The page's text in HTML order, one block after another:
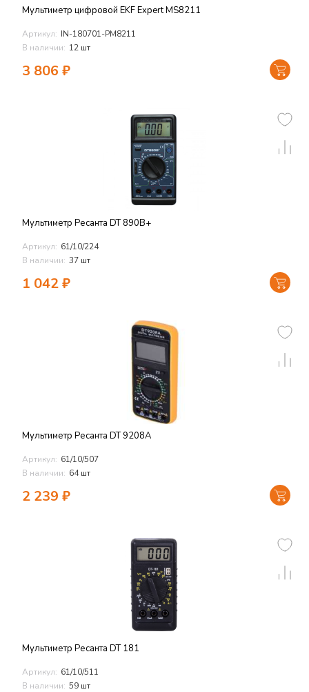
Мультиметр цифровой EKF Expert MS8211
Артикул: IN-180701-PM8211
В наличии: 12 шт
3 806 ₽
Мультиметр Ресанта DT 890В+
Артикул: 61/10/224
В наличии: 37 шт
1 042₽
Мультиметр Ресанта DT 9208А
Артикул: 61/10/507
В наличии: 64 шт
2 239 ₽
Мультиметр Ресанта DT 181
Артикул: 61/10/511
В наличии: 59 шт